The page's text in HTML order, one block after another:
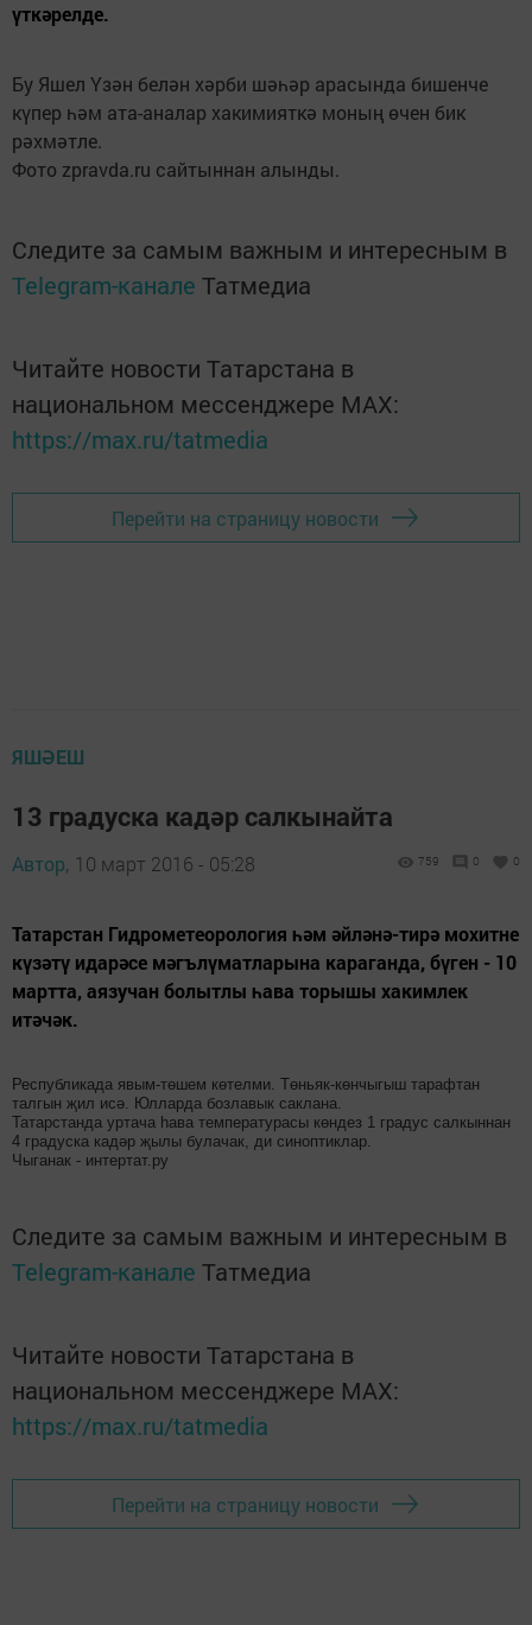
үткәрелде.
Бу Яшел Үзән белән хәрби шәһәр арасында бишенче
күпер һәм ата-аналар хакимияткә моның өчен бик
рәхмәтле.
Фото zpravda.ru сайтыннан алынды.
Следите за самым важным и интересным в
Telegram-канале Татмедиа
Читайте новости Татарстана в
национальном мессенджере MАХ:
https://max.ru/tatmedia
Перейти на страницу новости
ЯШӘЕШ
13 градуска кадәр салкынайта
Автор, 10 март 2016 - 05:28 759 0 0
Татарстан Гидрометеорология һәм әйләнә-тирә мохитне
күзәтү идарәсе мәгълүматларына караганда, бүген - 10
мартта, аязучан болытлы һава торышы хакимлек
итәчәк.
Республикада явым-төшем көтелми. Төньяк-көнчыгыш тарафтан
талгын җил исә. Юлларда бозлавык саклана.
Татарстанда уртача һава температурасы көндез 1 градус салкыннан
4 градуска кадәр җылы булачак, ди синоптиклар.
Чыганак - интертат.ру
Следите за самым важным и интересным в
Telegram-канале Татмедиа
Читайте новости Татарстана в
национальном мессенджере MАХ:
https://max.ru/tatmedia
Перейти на страницу новости